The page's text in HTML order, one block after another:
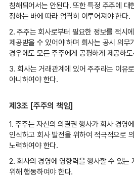
침해되어서는 안된다. 또한 특정 주주에 대
정하는 바에 따라 엄격히 이루어져야 한다.
2. 주주는 회사로부터 필요한 정보를 적시
제공받을 수 있어야 하며 회사는 공시 의무
경우에도 모든 주주에게 공평하게 제공하
3. 회사는 거래관계에 있어 주주라는 이유
아니하여야 한다.
제3조 [주주의 책임]
1. 주주는 자신의 의결권 행사가 회사 경영
인식하고 회사 발전을 위하여 적극적으로
노력하여야 한다.
2. 회사의 경영에 영향력을 행사할 수 있는
위해 행동하여야 한다.